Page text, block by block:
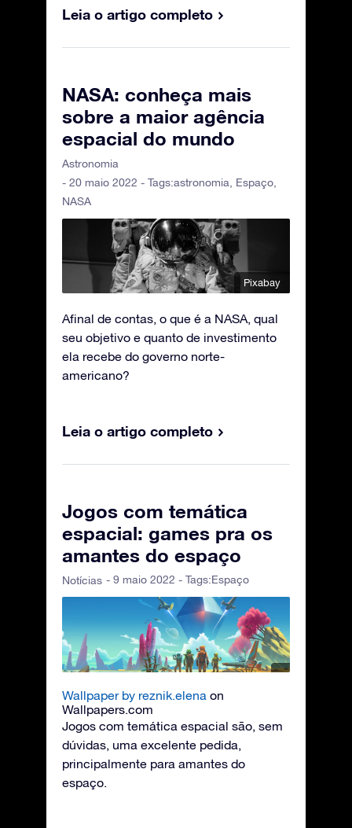
Leia o artigo completo
NASA: conheça mais
sobre a maior agência
espacial do mundo
Astronomia
- 20 maio 2022 - Tags:astronomia Espaço
NASA
Pixabay
Afinal de contas, o que é a NASA, qual
seu objetivo e quanto de investimento
ela recebe do governo norte-
americano?
Leia o artigo completo
Jogos com temática
espacial: games pra os
amantes do espaço
Notícias - 9 maio 2022 - Tags:Espaço
Wallpaper by reznik.elena on
Wallpapers.com
Jogos com temática espacial são, sem
dúvidas, uma excelente pedida,
principalmente para amantes do
espaço.